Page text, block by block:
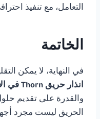
التعامل، مع تنفيذ
الخاتمة
في النهاية، لا يمكن
انذار حريق Thorn في الاسكندرية
والقدرة على تقديم
الحريق ليست مجرد